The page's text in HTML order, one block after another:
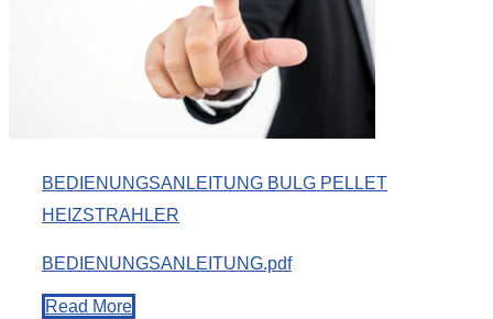
BEDIENUNGSANLEITUNG BULG PELLET
HEIZSTRAHLER
BEDIENUNGSANLEITUNG.pdf
Read More